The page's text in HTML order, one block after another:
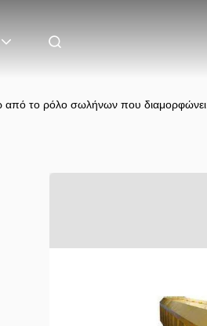
από το ρόλο σωλήνων που